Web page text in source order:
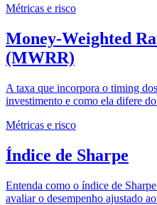
Métricas e risco
Money-Weighted
(MWRR)
A taxa que incorpora o timing
investimento e como ela difere
Métricas e risco
Índice de Sharpe
Entenda como o índice de
avaliar o desempenho ajustado